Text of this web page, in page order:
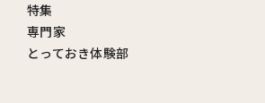
特集
専門家
とっておき体験部